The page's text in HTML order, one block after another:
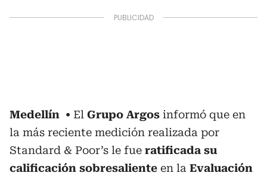
Medellín El Grupo Argos informó que en
la más reciente medición realizada por
Standard & Poor’s le fue ratificada su
calificación sobresaliente en la Evaluación